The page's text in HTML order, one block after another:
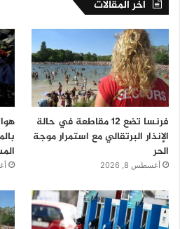
اخر المقالات
فرنسا تضع 12 مقاطعة في حالة
الإنذار البرتقالي مع استمرار موجة
الحر
أغسطس 8, 2026